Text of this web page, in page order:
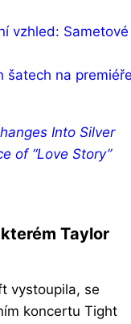
vzhled: Sametové
šatech na
Into Silver
of “Love Story”
Taylor
vystoupila, se
koncertu Tight